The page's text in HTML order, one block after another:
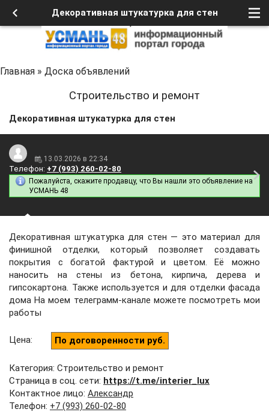
Декоративная штукатурка для стен
Главная » Доска объявлений
Строительство и ремонт
Декоративная штукатурка для стен
13.03.2026 в 22:34
Телефон: +7 (993) 260-02-80
Пожалуйста, скажите продавцу, что Вы нашли это объявление на
УСМАНЬ 48
Декоративная штукатурка для стен — это материал для
финишной отделки, который позволяет создавать
покрытия с богатой фактурой и цветом. Её можно
наносить на стены из бетона, кирпича, дерева и
гипсокартона. Также используется и для отделки фасада
дома На моем телеграмм-канале можете посмотреть мои
работы
Цена: По договоренности руб.
Категория: Строительство и ремонт
Страница в соц. сети: https://t.me/interier_lux
Контактное лицо: Александр
Телефон: +7 (993) 260-02-80